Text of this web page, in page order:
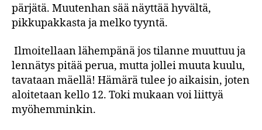
pärjätä. Muutenhan sää näyttää hyvältä,
pikkupakkasta ja melko tyyntä.
Ilmoitellaan lähempänä jos tilanne muuttuu ja
lennätys pitää perua, mutta jollei muuta kuulu,
tavataan mäellä! Hämärä tulee jo aikaisin, joten
aloitetaan kello 12. Toki mukaan voi liittyä
myöhemminkin.